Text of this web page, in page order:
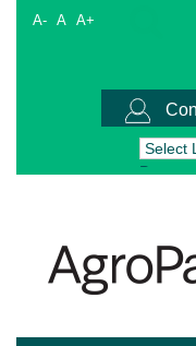
A- A A+